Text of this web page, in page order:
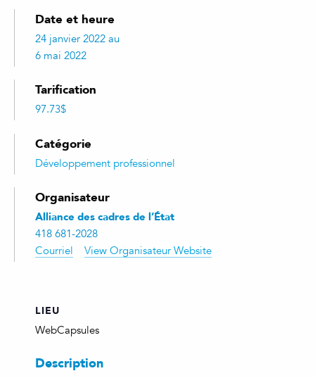
Date et heure
24 janvier 2022 au
6 mai 2022
Tarification
97.73$
Catégorie
Développement professionnel
Organisateur
Alliance des cadres de l’État
418 681-2028
Courriel
View Organisateur Website
LIEU
WebCapsules
Description